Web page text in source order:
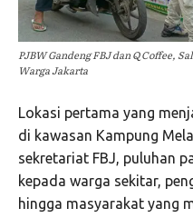
PJBW Gandeng FBJ dan Q Coffee,
Warga Jakarta
Lokasi pertama yang
di kawasan Kampung
sekretariat FBJ, puluhan
kepada warga sekitar,
hingga masyarakat yang